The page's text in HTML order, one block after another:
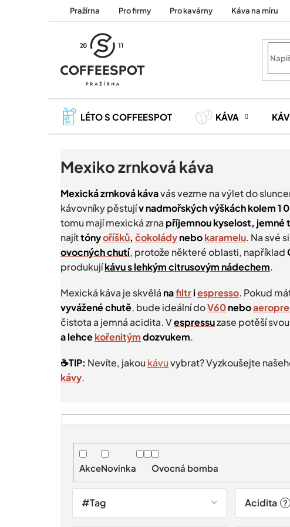
Pražírna Pro firmy Pro kavárny Káva na míru
LÉTO S COFFEESPOT KÁVA
Mexiko zrnková káva
Mexická zrnková kávavás vezme na výlet do
kávovníky pěstujív nadmořských výškách kolem 1
tomu mají mexická zrna příjemnou kyselost, jemné
najíttónyoříšků, čokoládynebokaramelu. Na své
ovocných chutí, protože některé oblasti, například
produkujíkávu s lehkým citrusovým nádechem.
Mexická káva je skvělá nafiltriespresso. Pokud
vyvážené chutě, bude ideální doV60nebo
čistota a jemná acidita. Vespressuzase potěší svou
a lehcekořenitýmdozvukem.
☕️TIP: Nevíte, jakoukávuvybrat? Vyzkoušejte
kávy.
AkceNovinka Ovocná bomba
#Tag Acidita ?
V